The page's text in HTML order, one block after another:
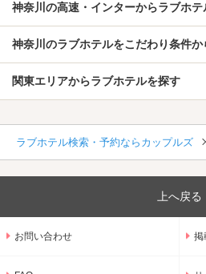
神奈川の高速・インターからラブホテ
神奈川のラブホテルをこだわり条件か
関東エリアからラブホテルを探す
ラブホテル検索・予約ならカップルズ
上へ戻る
お問い合わせ 掲